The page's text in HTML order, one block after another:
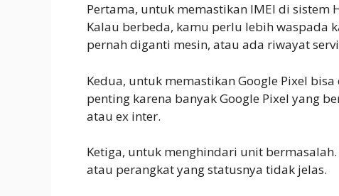
Pertama, untuk memastikan IMEI di sistem
Kalau berbeda, kamu perlu lebih waspada
pernah diganti mesin, atau ada riwayat
Kedua, untuk memastikan Google Pixel
penting karena banyak Google Pixel yang
atau ex inter.
Ketiga, untuk menghindari unit
atau perangkat yang statusnya tidak jelas.